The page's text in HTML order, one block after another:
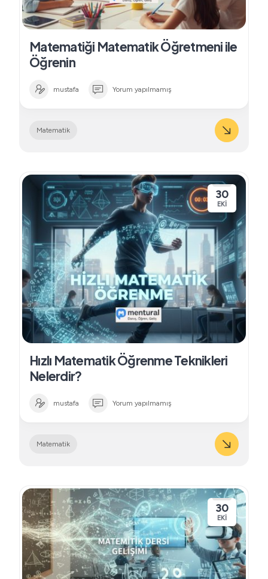
Matematiği Matematik Öğretmeni ile
Öğrenin
mustafa Yorum yapılmamış
Matematik
30
EKI
Hızlı Matematik Öğrenme Teknikleri
Nelerdir?
mustafa Yorum yapılmamış
Matematik
30
EKI